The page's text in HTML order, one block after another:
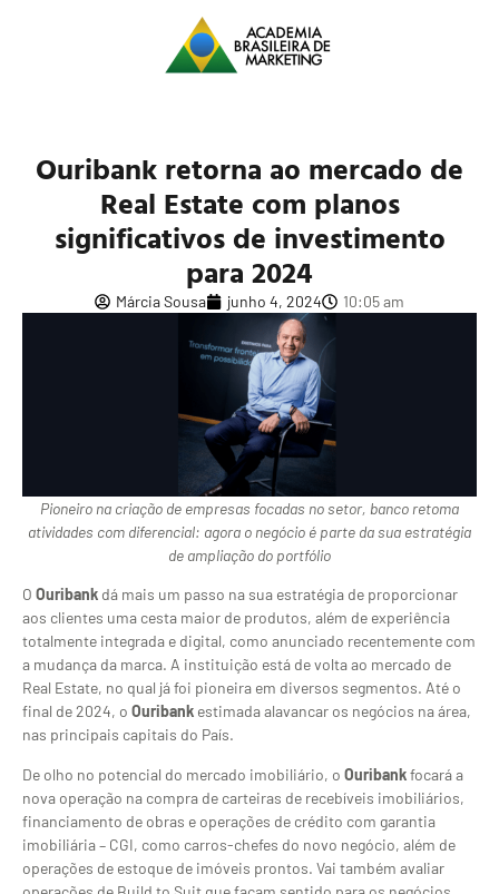
Ouribank retorna ao mercado de
Real Estate com planos
significativos de investimento
para 2024
Márcia Sousa junho 4, 2024 10:05 am
Pioneiro na criação de empresas focadas no setor, banco retoma
atividades com diferencial: agora o negócio é parte da sua estratégia
de ampliação do portfólio
O Ouribank dá mais um passo na sua estratégia de proporcionar
aos clientes uma cesta maior de produtos, além de experiência
totalmente integrada e digital, como anunciado recentemente com
a mudança da marca. A instituição está de volta ao mercado de
Real Estate, no qual já foi pioneira em diversos segmentos. Até o
final de 2024, o Ouribank estimada alavancar os negócios na área,
nas principais capitais do País.
De olho no potencial do mercado imobiliário, o Ouribankfocará a
nova operação na compra de carteiras de recebíveis imobiliários,
financiamento de obras e operações de crédito com garantia
imobiliária – CGI, como carros-chefes do novo negócio, além de
operações de estoque de imóveis prontos. Vai também avaliar